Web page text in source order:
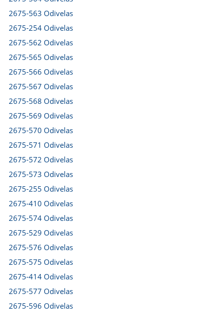
2675-563 Odivelas
2675-254 Odivelas
2675-562 Odivelas
2675-565 Odivelas
2675-566 Odivelas
2675-567 Odivelas
2675-568 Odivelas
2675-569 Odivelas
2675-570 Odivelas
2675-571 Odivelas
2675-572 Odivelas
2675-573 Odivelas
2675-255 Odivelas
2675-410 Odivelas
2675-574 Odivelas
2675-529 Odivelas
2675-576 Odivelas
2675-575 Odivelas
2675-414 Odivelas
2675-577 Odivelas
2675-596 Odivelas